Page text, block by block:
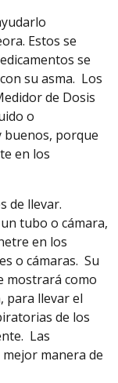
Estos se
se
su asma. Los
de Dosis
o
buenos, porque
en los
de llevar.
tubo o cámara,
en los
o cámaras. Su
mostrará como
para llevar el
de los
Las
manera de